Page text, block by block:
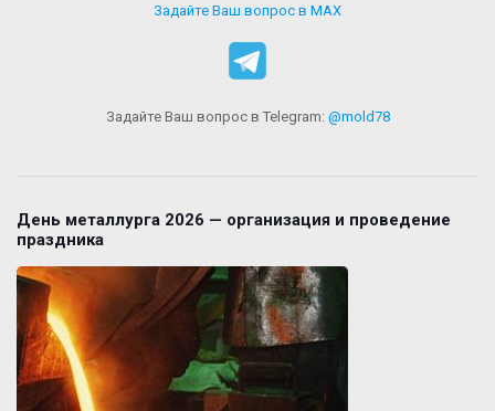
Задайте Ваш вопрос в MAX
Задайте Ваш вопрос в Telegram: @mold78
День металлурга 2026 — организация и проведение
праздника